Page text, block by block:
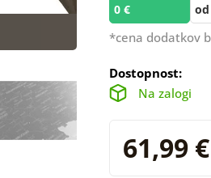
0 € od
*cena dodatkov
Dostopnost:
Na zalogi
61,99 €